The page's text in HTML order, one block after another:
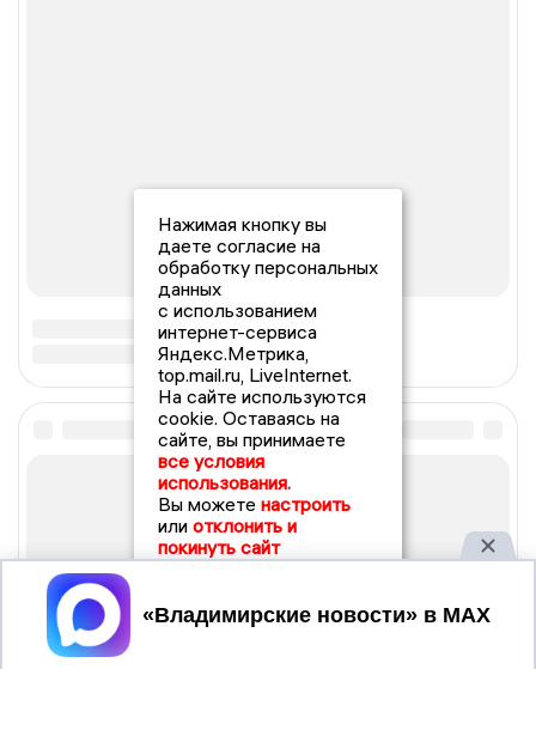
Нажимая кнопку вы
даете согласие на
обработку персональных
данных
с использованием
интернет-сервиса
Яндекс.Метрика,
top.mail.ru, LiveInternet.
На сайте используются
cookie. Оставаясь на
сайте, вы принимаете
все условия
использования.
Вы можете настроить
или отклонить и
покинуть сайт
Принять